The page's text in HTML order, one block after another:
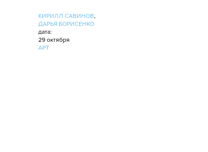
КИРИЛЛ САВИНОВ,
ДАРЬЯ БОРИСЕНКО
дата:
29 октября
АРТ